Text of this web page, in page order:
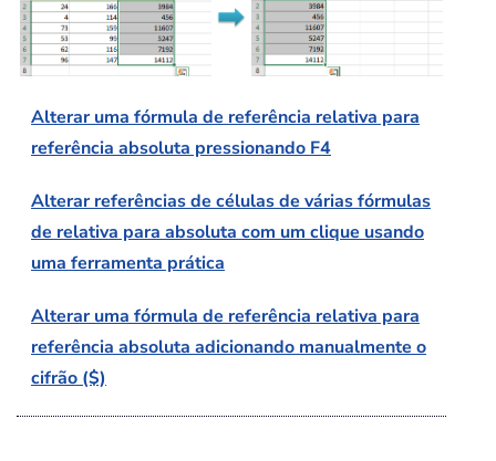
Alterar uma fórmula de referência relativa para
referência absoluta pressionando F4
Alterar referências de células de várias fórmulas
de relativa para absoluta com um clique usando
uma ferramenta prática
Alterar uma fórmula de referência relativa para
referência absoluta adicionando manualmente o
cifrão ($)